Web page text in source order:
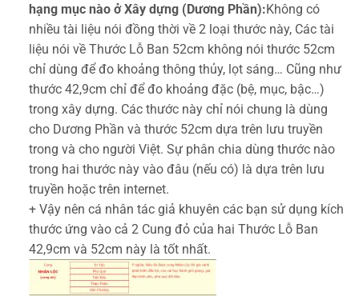
hạng mục nào ở Xây dựng (Dương Phần):Không có
nhiều tài liệu nói đồng thời về 2 loại thước này, Các tài
liệu nói về Thước Lỗ Ban 52cm không nói thước 52cm
chỉ dùng để đo khoảng thông thủy, lọt sáng… Cũng như
thước 42,9cm chỉ để đo khoảng đặc (bệ, mục, bậc…)
trong xây dựng. Các thước này chỉ nói chung là dùng
cho Dương Phần và thước 52cm dựa trên lưu truyền
trong và cho người Việt. Sự phân chia dùng thước nào
trong hai thước này vào đâu (nếu có) là dựa trên lưu
truyền hoặc trên internet.
+ Vậy nên cá nhân tác giả khuyên các bạn sử dụng kích
thước ứng vào cả 2 Cung đỏ của hai Thước Lỗ Ban
42,9cm và 52cm này là tốt nhất.